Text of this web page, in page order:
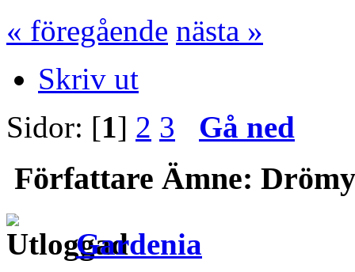
« föregående nästa »
Skriv ut
Sidor: [1] 2 3 Gå ned
Författare Ämne:
Gardenia